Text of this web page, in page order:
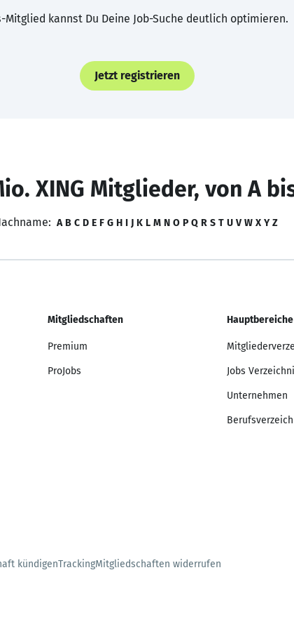
Mitglied kannst Du Deine Job-Suche deutlich optimieren.
Jetzt registrieren
XING Mitglieder, von A
A B C D E F G H I J K L M N O P Q R S T U V W X Y Z
Mitgliedschaften
Premium
ProJobs
Hauptbereiche
Jobs
Unternehmen
kündigenTrackingMitgliedschaften widerrufen